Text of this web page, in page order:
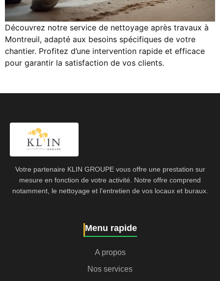
Découvrez notre service de nettoyage après travaux à
Montreuil, adapté aux besoins spécifiques de votre
chantier. Profitez d’une intervention rapide et efficace
pour garantir la satisfaction de vos clients.
Votre partenaire KLIN GROUPE vous offre une prestation sur
mesure en fonction de votre activité. Notre offre comprend
notamment, le nettoyage et l'entretien de vos locaux et buraux.
Menu rapide
A propos
Nos services